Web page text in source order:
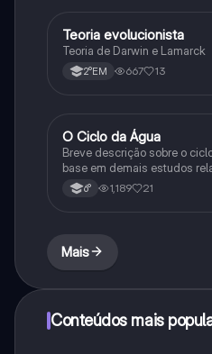
Biologia
Teoria evolucionista
Teoria de Darwin e Lamarck
2°EM 667 13
Química
O Ciclo da Água
Breve descrição sobre o
base em demais estudos
6° 1,189 21
Mais
Conteúdos mais